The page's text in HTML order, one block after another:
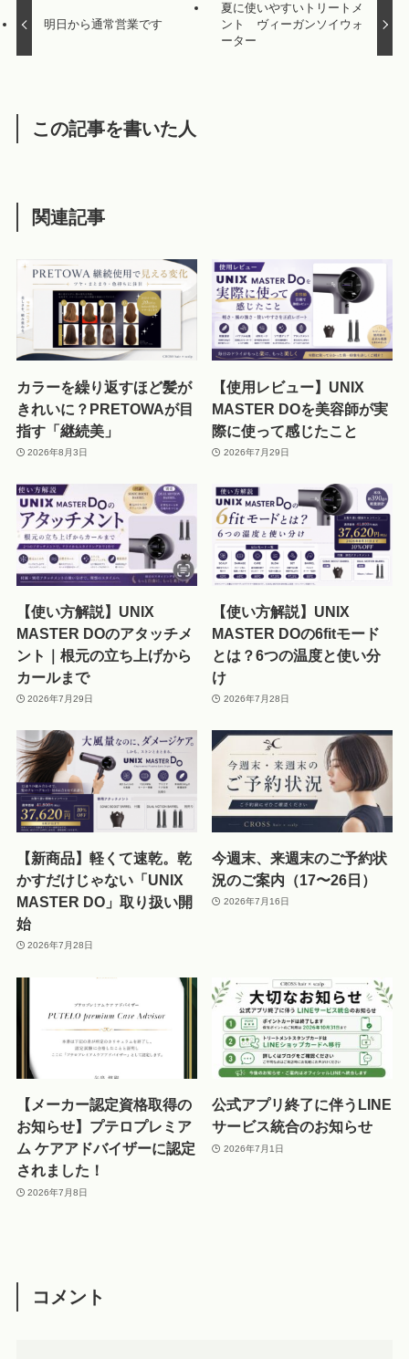
明日から通常営業です
夏に使いやすいトリートメ
ント ヴィーガンソイウォ
ーター
この記事を書いた人
関連記事
カラーを繰り返すほど髪が
きれいに？PRETOWAが目
指す「継続美」
2026年8月3日
【使用レビュー】UNIX
MASTER DOを美容師が実
際に使って感じたこと
2026年7月29日
【使い方解説】UNIX
MASTER DOのアタッチメ
ント｜根元の立ち上げから
カールまで
2026年7月29日
【使い方解説】UNIX
MASTER DOの6fitモード
とは？6つの温度と使い分
け
2026年7月28日
【新商品】軽くて速乾。乾
かすだけじゃない「UNIX
MASTER DO」取り扱い開
始
2026年7月28日
今週末、来週末のご予約状
況のご案内（17〜26日）
2026年7月16日
【メーカー認定資格取得の
お知らせ】プテロプレミア
ム ケアアドバイザーに認定
されました！
2026年7月8日
公式アプリ終了に伴うLINE
サービス統合のお知らせ
2026年7月1日
コメント